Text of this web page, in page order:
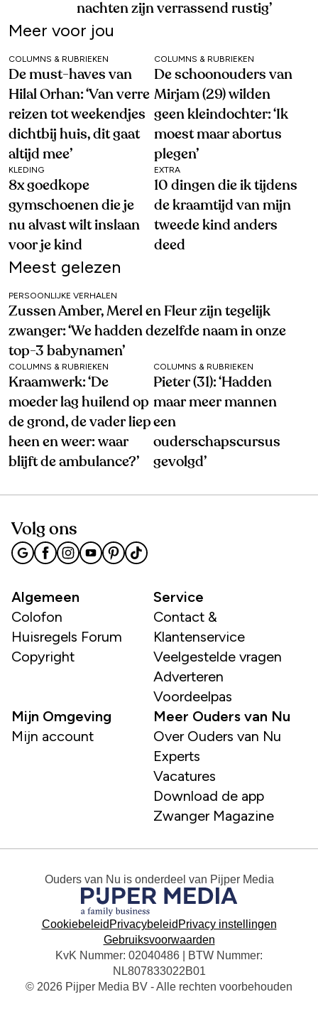
nachten zijn verrassend rustig’
Meer voor jou
COLUMNS & RUBRIEKEN
De must-haves van
Hilal Orhan: ‘Van verre
reizen tot weekendjes
dichtbij huis, dit gaat
altijd mee’
COLUMNS & RUBRIEKEN
De schoonouders van
Mirjam (29) wilden
geen kleindochter: ‘Ik
moest maar abortus
plegen’
KLEDING
8x goedkope
gymschoenen die je
nu alvast wilt inslaan
voor je kind
EXTRA
10 dingen die ik tijdens
de kraamtijd van mijn
tweede kind anders
deed
Meest gelezen
PERSOONLIJKE VERHALEN
Zussen Amber, Merel en Fleur zijn tegelijk
zwanger: ‘We hadden dezelfde naam in onze
top-3 babynamen’
COLUMNS & RUBRIEKEN
Kraamwerk: ‘De
moeder lag huilend op
de grond, de vader liep
heen en weer: waar
blijft de ambulance?’
COLUMNS & RUBRIEKEN
Pieter (31): ‘Hadden
maar meer mannen
een
ouderschapscursus
gevolgd’
Volg ons
Algemeen
Colofon
Huisregels Forum
Copyright
Service
Contact &
Klantenservice
Veelgestelde vragen
Adverteren
Voordeelpas
Mijn Omgeving
Mijn account
Meer Ouders van Nu
Over Ouders van Nu
Experts
Vacatures
Download de app
Zwanger Magazine
Ouders van Nu is onderdeel van Pijper Media
Cookiebeleid Privacybeleid Privacy instellingen
Gebruiksvoorwaarden
KvK Nummer: 02040486 | BTW Nummer:
NL807833022B01
© 2026 Pijper Media BV - Alle rechten voorbehouden